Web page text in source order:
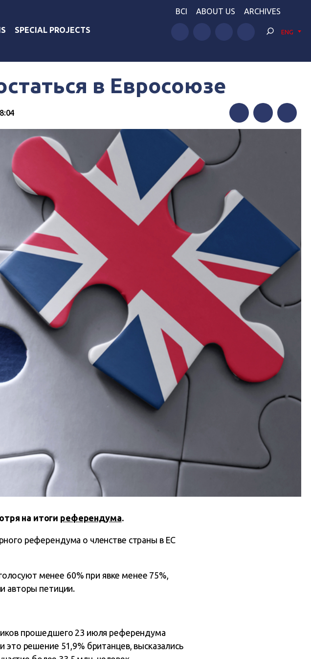
SPECIAL PROJECTS
BCI ABOUT US ARCHIVES
ENG
в Евросоюзе
Facebook
на итоги референдума.
референдума о членстве страны в ЕС
менее 60% при явке менее 75%,
авторы петиции.
прошедшего 23 июля референдума
решение 51,9% британцев, высказались